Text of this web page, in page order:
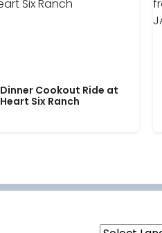
Dinner Cookout Ride at
Heart Six Ranch